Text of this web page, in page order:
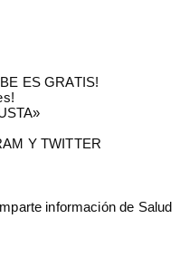
ES GRATIS!
Y TWITTER
información de Salud